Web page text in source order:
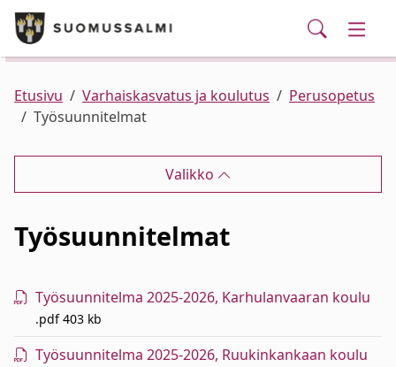
Siirry pääsisältöön
Puhelinluettelo/yhteystiedot
Palvelut
Ajankohtaista
Verkkokauppa
Haku
Kunta ja hallinto
Asuminen ja ympäristö
Elinvoima
Kulttuuri, vapaa-aika ja nuoret
Etusivu Varhaiskasvatus ja koulutus
Perusopetus
Työsuunnitelmat
Valikko
Työsuunnitelmat
Työsuunnitelma 2025-2026, Karhulanvaaran koulu
.pdf 403 kb
Työsuunnitelma 2025-2026, Ruukinkankaan koulu